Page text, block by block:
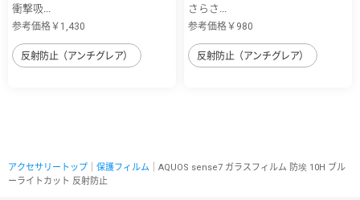
衝撃吸...
参考価格￥1,430
反射防止（アンチグレア）
さらさ...
参考価格￥980
反射防止（アンチグレア）
アクセサリートップ 保護フィルム ｜AQUOS sense7 ガラスフィルム 防埃 10H ブル
ーライトカット 反射防止